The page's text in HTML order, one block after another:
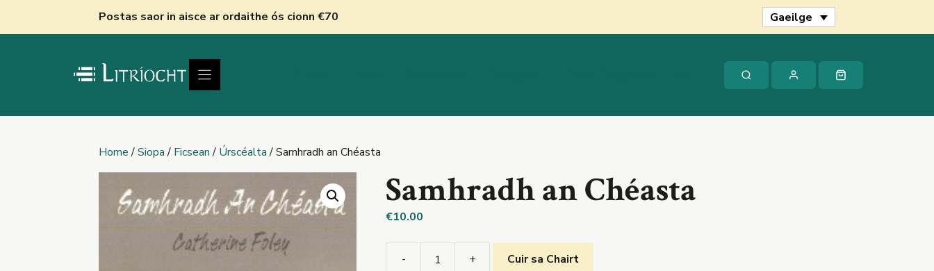
Postas saor in aisce ar ordaithe ós cionn €70 Gaeilge
Home/Siopa/ Ficsean/ Úrscéalta/ Samhradh an Chéasta
Samhradh an Chéasta
€10.00
- + Cuir sa Chairt